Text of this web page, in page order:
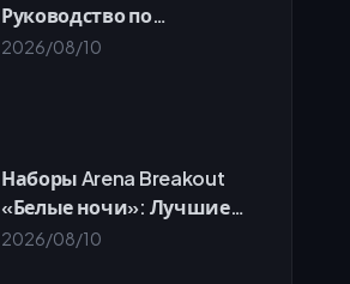
Руководство по
бесплатному световому
2026/08/10
Наборы Arena Breakout
«Белые ночи»: Лучшие
сборки для ранговых
2026/08/10